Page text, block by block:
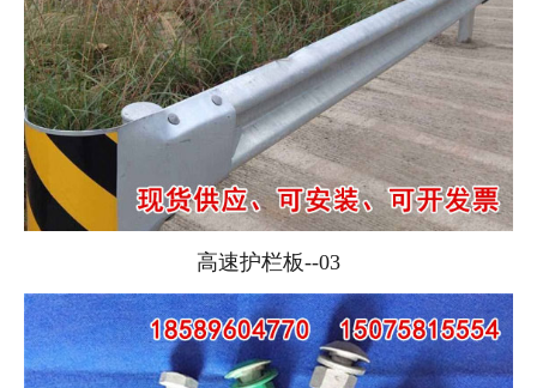
高速护栏板--03